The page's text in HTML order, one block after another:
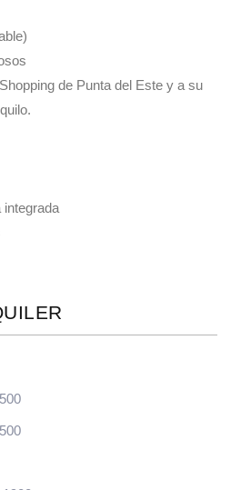
de Punta del Este y a su
integrada